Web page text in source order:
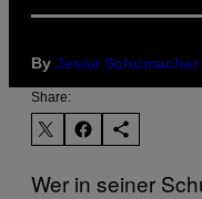
By Jesse Schumacher
Share:
Wer in seiner